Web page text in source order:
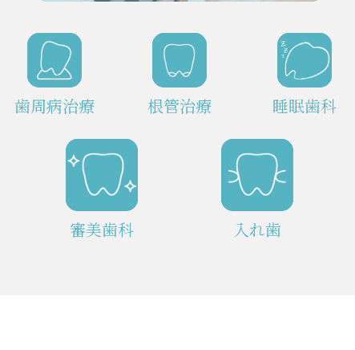
⻭周病治療 根管治療 睡眠歯科
審美歯科 入れ歯